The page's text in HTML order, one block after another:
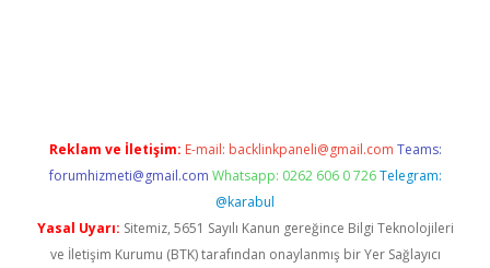
Reklam ve İletişim: E-mail: backlinkpaneli@gmail.com Teams:
forumhizmeti@gmail.com Whatsapp: 0262 606 0 726 Telegram:
@karabul
Yasal Uyarı: Sitemiz, 5651 Sayılı Kanun gereğince Bilgi Teknolojileri
ve İletişim Kurumu (BTK) tarafından onaylanmış bir Yer Sağlayıcı